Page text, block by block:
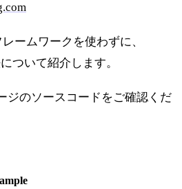
ームワークを使わずに、
ついて紹介します。
ジのソースコードをご確認くだ